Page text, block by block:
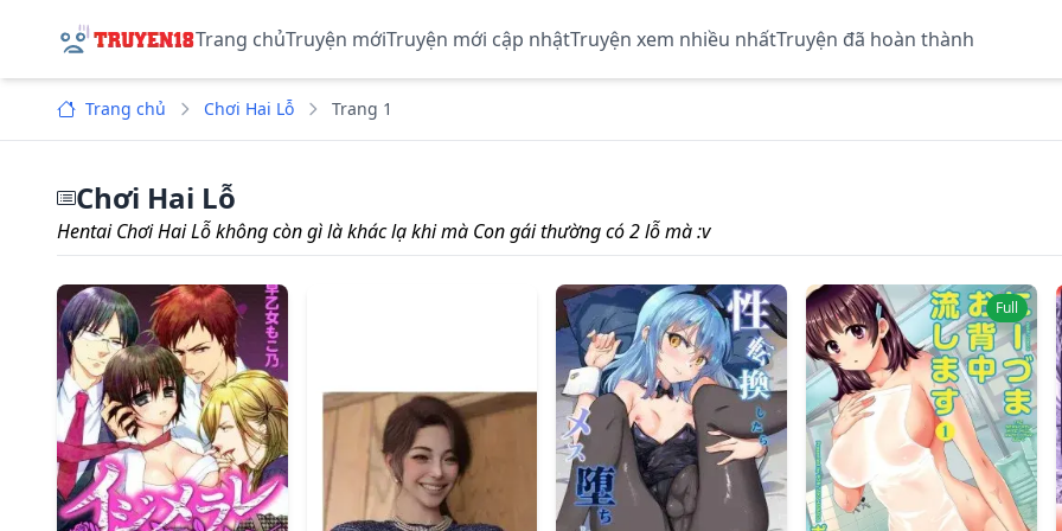
Trang chủTruyện mớiTruyện mới cập nhậtTruyện xem nhiều nhấtTruyện đã hoàn thành
Trang chủ Chơi Hai Lỗ Trang 1
Chơi Hai Lỗ
Hentai Chơi Hai Lỗ không còn gì là khác lạ khi mà Con gái thường có 2 lỗ mà :v
Full